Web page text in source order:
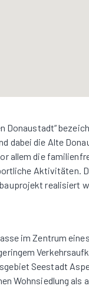
Donaustadt“
dabei die Alte
allem die
Aktivitäten.
realisiert
im Zentrum
Seestadt
Wohnsiedlung